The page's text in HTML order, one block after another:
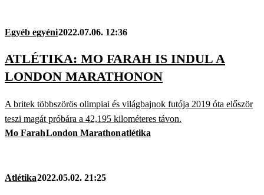
Egyéb egyéni2022.07.06. 12:36
ATLÉTIKA: MO FARAH IS INDUL A
LONDON MARATHONON
A britek többszörös olimpiai és világbajnok futója 2019 óta először
teszi magát próbára a 42,195 kilométeres távon.
Mo FarahLondon Marathonatlétika
Atlétika2022.05.02. 21:25